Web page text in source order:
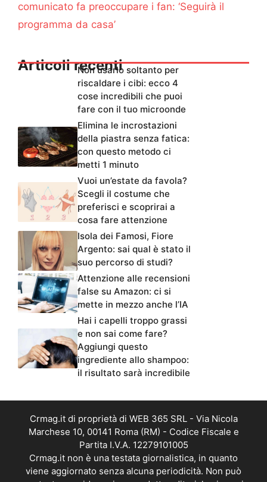
comunicato fa preoccupare i fan: ‘Seguirà il
programma da casa’
Articoli recentiNon usarlo soltanto per
riscaldare i cibi: ecco 4
cose incredibili che puoi
fare con il tuo microonde
Elimina le incrostazioni
della piastra senza fatica:
con questo metodo ci
metti 1 minuto
Vuoi un’estate da favola?
Scegli il costume che
preferisci e scoprirai a
cosa fare attenzione
Isola dei Famosi, Fiore
Argento: sai qual è stato il
suo percorso di studi?
Attenzione alle recensioni
false su Amazon: ci si
mette in mezzo anche l’IA
Hai i capelli troppo grassi
e non sai come fare?
Aggiungi questo
ingrediente allo shampoo:
il risultato sarà incredibile
Crmag.it di proprietà di WEB 365 SRL - Via Nicola
Marchese 10, 00141 Roma (RM) - Codice Fiscale e
Partita I.V.A. 12279101005
Crmag.it non è una testata giornalistica, in quanto
viene aggiornato senza alcuna periodicità. Non può